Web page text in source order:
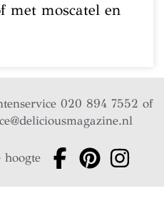
met moscatel en
020 894 7552 of